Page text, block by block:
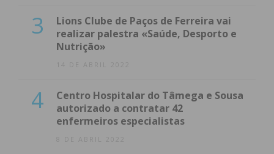
3
Lions Clube de Paços de Ferreira vai
realizar palestra «Saúde, Desporto e
Nutrição»
14 DE ABRIL 2022
4
Centro Hospitalar do Tâmega e Sousa
autorizado a contratar 42
enfermeiros especialistas
8 DE ABRIL 2022